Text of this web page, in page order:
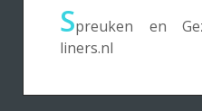
Spreuken en
liners.nl